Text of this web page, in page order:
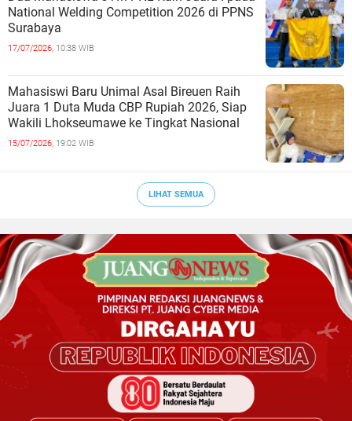
National Welding Competition 2026 di PPNS
Surabaya
17/07/2026, 10:38 WIB
Mahasiswi Baru Unimal Asal Bireuen Raih
Juara 1 Duta Muda CBP Rupiah 2026, Siap
Wakili Lhokseumawe ke Tingkat Nasional
15/07/2026, 19:02 WIB
LIHAT SEMUA